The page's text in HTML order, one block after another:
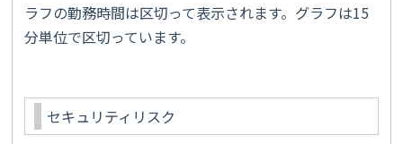
ラフの勤務時間は区切って表示されます。グラフは15
分単位で区切っています。
セキュリティリスク